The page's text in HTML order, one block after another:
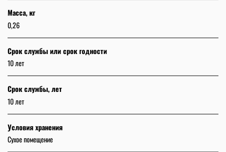
Масса, кг
0,26
Срок службы или срок годности
10 лет
Срок службы, лет
10 лет
Условия хранения
Сухое помещение